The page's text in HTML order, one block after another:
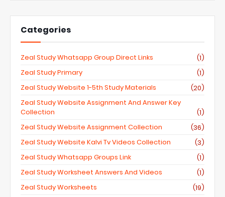
Categories
Zeal Study Whatsapp Group Direct Links
(1)
Zeal Study Primary
(1)
Zeal Study Website 1-5th Study Materials
(20)
Zeal Study Website Assignment And Answer Key
Collection
(1)
Zeal Study Website Assignment Collection
(36)
Zeal Study Website Kalvi Tv Videos Collection
(3)
Zeal Study Whatsapp Groups Link
(1)
Zeal Study Worksheet Answers And Videos
(1)
Zeal Study Worksheets
(19)